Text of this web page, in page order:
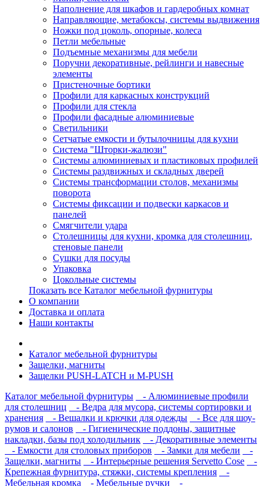
Наполнение для шкафов и гардеробных комнат
Направляющие, метабоксы, системы выдвижения
Ножки под цоколь, опорные, колеса
Петли мебельные
Подъемные механизмы для мебели
Поручни декоративные, рейлинги и навесные
элементы
Пристеночные бортики
Профили для каркасных конструкций
Профили для стекла
Профили фасадные алюминиевые
Светильники
Сетчатые емкости и бутылочницы для кухни
Система "Шторки-жалюзи"
Системы алюминиевых и пластиковых профилей
Системы раздвижных и складных дверей
Системы трансформации столов, механизмы
поворота
Системы фиксации и подвески каркасов и
панелей
Смягчители удара
Столешницы для кухни, кромка для столешниц,
стеновые панели
Сушки для посуды
Упаковка
Цокольные системы
Показать все Каталог мебельной фурнитуры
О компании
Доставка и оплата
Наши контакты
Каталог мебельной фурнитуры
Защелки, магниты
Защелки PUSH-LATCH и M-PUSH
Каталог мебельной фурнитуры
- Алюминиевые профили
для столешниц
- Ведра для мусора, системы сортировки и
хранения
- Вешалки и крючки для одежды
- Все для шоу-
румов и салонов
- Гигиенические поддоны, защитные
накладки, базы под холодильник
- Декоративные элементы
- Емкости для столовых приборов
- Замки для мебели
-
Защелки, магниты
- Интерьерные решения Servetto Cose
-
Крепежная фурнитура, стяжки, системы крепления
-
Мебельная кромка
- Мебельные ручки
-